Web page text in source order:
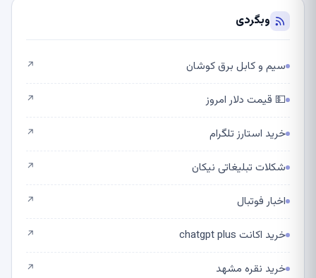
وبگردی
سیم و کابل برق کوشان ↗
💵 قیمت دلار امروز ↗
خرید استارز تلگرام ↗
شکلات تبلیغاتی نیکان ↗
اخبار فوتبال ↗
خرید اکانت chatgpt plus ↗
خرید نقره مشهد ↗